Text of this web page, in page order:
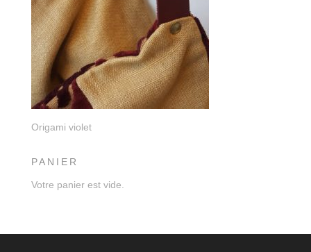
Origami violet
PANIER
Votre panier est vide.